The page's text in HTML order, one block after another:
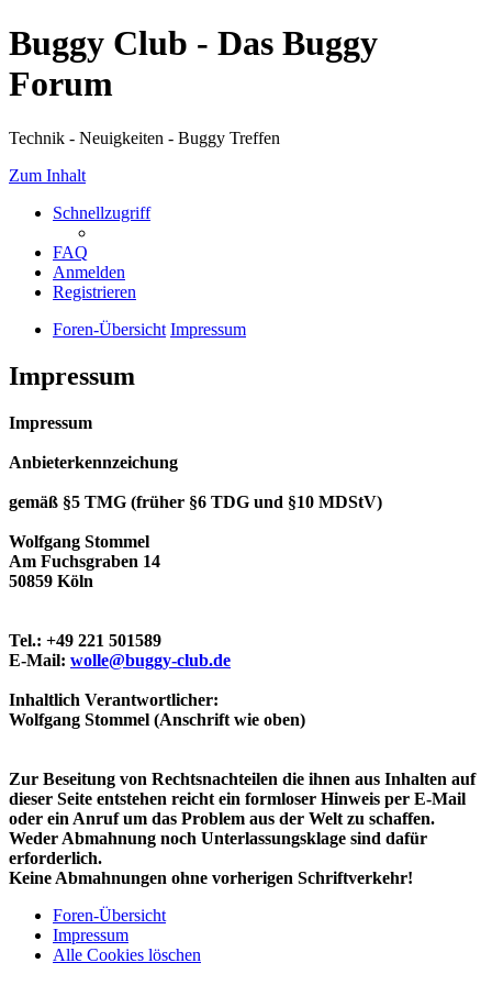
Buggy Club - Das Buggy
Forum
Technik - Neuigkeiten - Buggy Treffen
Zum Inhalt
Schnellzugriff
FAQ
Anmelden
Registrieren
Foren-Übersicht Impressum
Impressum
Impressum
Anbieterkennzeichung
gemäß §5 TMG (früher §6 TDG und §10 MDStV)
Wolfgang Stommel
Am Fuchsgraben 14
50859 Köln
Tel.: +49 221 501589
E-Mail: wolle@buggy-club.de
Inhaltlich Verantwortlicher:
Wolfgang Stommel (Anschrift wie oben)
Zur Beseitung von Rechtsnachteilen die ihnen aus Inhalten auf
dieser Seite entstehen reicht ein formloser Hinweis per E-Mail
oder ein Anruf um das Problem aus der Welt zu schaffen.
Weder Abmahnung noch Unterlassungsklage sind dafür
erforderlich.
Keine Abmahnungen ohne vorherigen Schriftverkehr!
Foren-Übersicht
Impressum
Alle Cookies löschen